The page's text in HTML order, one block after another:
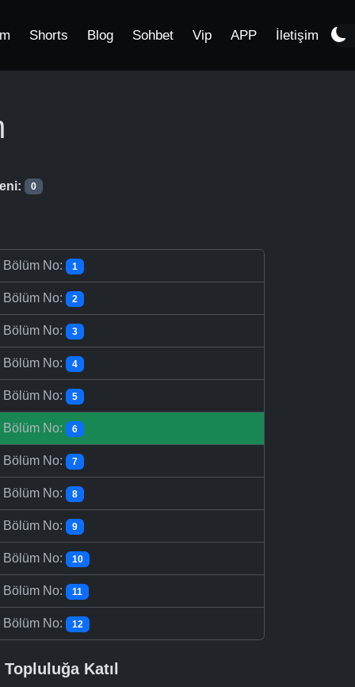
Shorts Blog Sohbet Vip APP İletişim
0
Bölüm No: 1
Bölüm No: 2
Bölüm No: 3
Bölüm No: 4
Bölüm No: 5
Bölüm No: 6
Bölüm No: 7
Bölüm No: 8
Bölüm No: 9
Bölüm No: 10
Bölüm No: 11
Bölüm No: 12
Topluluğa Katıl